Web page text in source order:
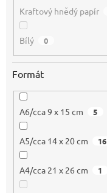
Kraftový hnědý papír
Bílý 0
Formát
A6/cca 9 x 15 cm 5
A5/cca 14 x 20 cm 16
A4/cca 21 x 26 cm 1